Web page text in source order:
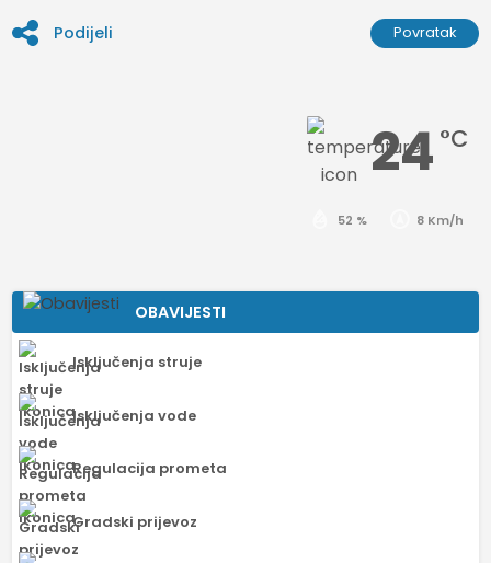
Podijeli Povratak
24 °C
52 % 8 Km/h
OBAVIJESTI
Isključenja struje
Isključenja vode
Regulacija prometa
Gradski prijevoz